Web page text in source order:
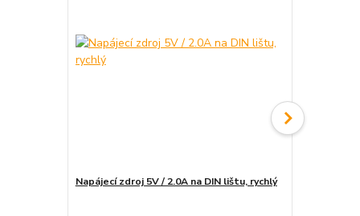
Napájecí zdroj 5V / 2.0A na DIN lištu, rychlý